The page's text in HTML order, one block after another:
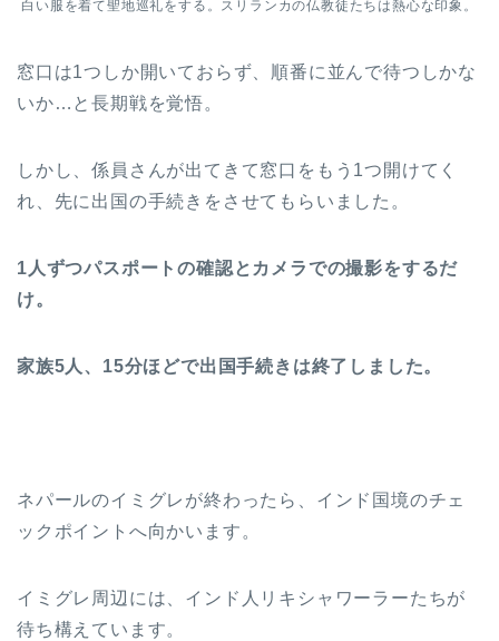
白い服を着て聖地巡礼をする。スリランカの仏教徒たちは熱心な印象。
窓口は1つしか開いておらず、順番に並んで待つしかな
いか…と長期戦を覚悟。
しかし、係員さんが出てきて窓口をもう1つ開けてく
れ、先に出国の手続きをさせてもらいました。
1人ずつパスポートの確認とカメラでの撮影をするだ
け。
家族5人、15分ほどで出国手続きは終了しました。
ネパールのイミグレが終わったら、インド国境のチェ
ックポイントへ向かいます。
イミグレ周辺には、インド人リキシャワーラーたちが
待ち構えています。